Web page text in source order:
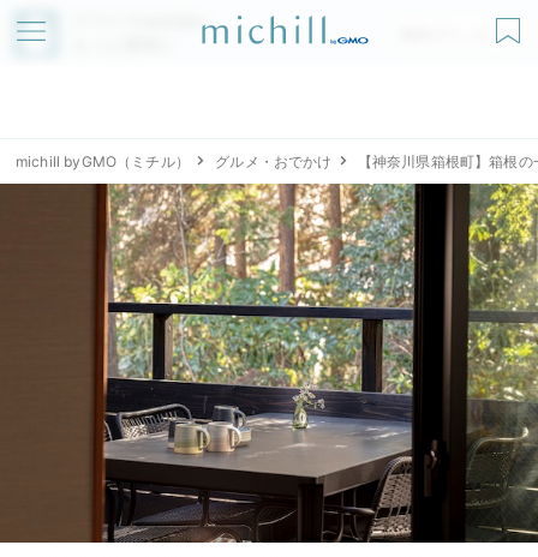
アプリでmichillが
無料ダウンロード
michill byGMO（ミチル） グルメ・おでかけ 【神奈川県箱根町】箱根